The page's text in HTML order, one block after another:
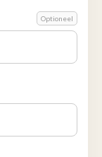
Optioneel